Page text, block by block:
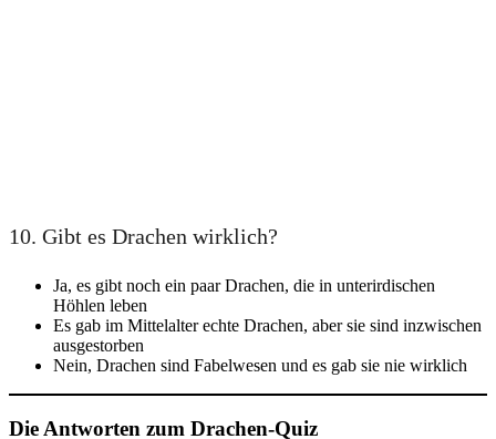
10. Gibt es Drachen wirklich?
Ja, es gibt noch ein paar Drachen, die in unterirdischen
Höhlen leben
Es gab im Mittelalter echte Drachen, aber sie sind inzwischen
ausgestorben
Nein, Drachen sind Fabelwesen und es gab sie nie wirklich
Die Antworten zum Drachen-Quiz